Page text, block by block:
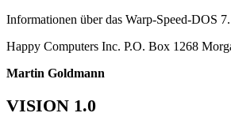
Informationen über das Warp-Speed-DOS
Happy Computers Inc. P.O. Box 1268
Martin Goldmann
VISION 1.0